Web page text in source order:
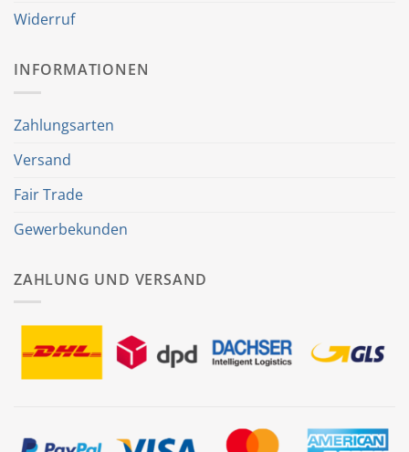
Widerruf
INFORMATIONEN
Zahlungsarten
Versand
Fair Trade
Gewerbekunden
ZAHLUNG UND VERSAND